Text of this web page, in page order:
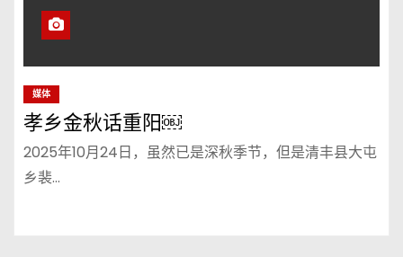
媒体
孝乡金秋话重阳￼
2025年10月24日，虽然已是深秋季节，但是清丰县大屯
乡裴…